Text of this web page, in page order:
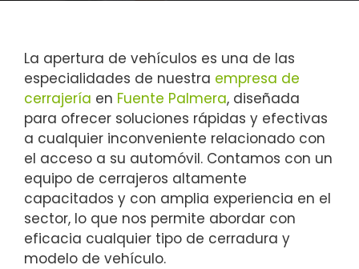
La apertura de vehículos es una de las
especialidades de nuestra empresa de
cerrajería en Fuente Palmera, diseñada
para ofrecer soluciones rápidas y efectivas
a cualquier inconveniente relacionado con
el acceso a su automóvil. Contamos con un
equipo de cerrajeros altamente
capacitados y con amplia experiencia en el
sector, lo que nos permite abordar con
eficacia cualquier tipo de cerradura y
modelo de vehículo.